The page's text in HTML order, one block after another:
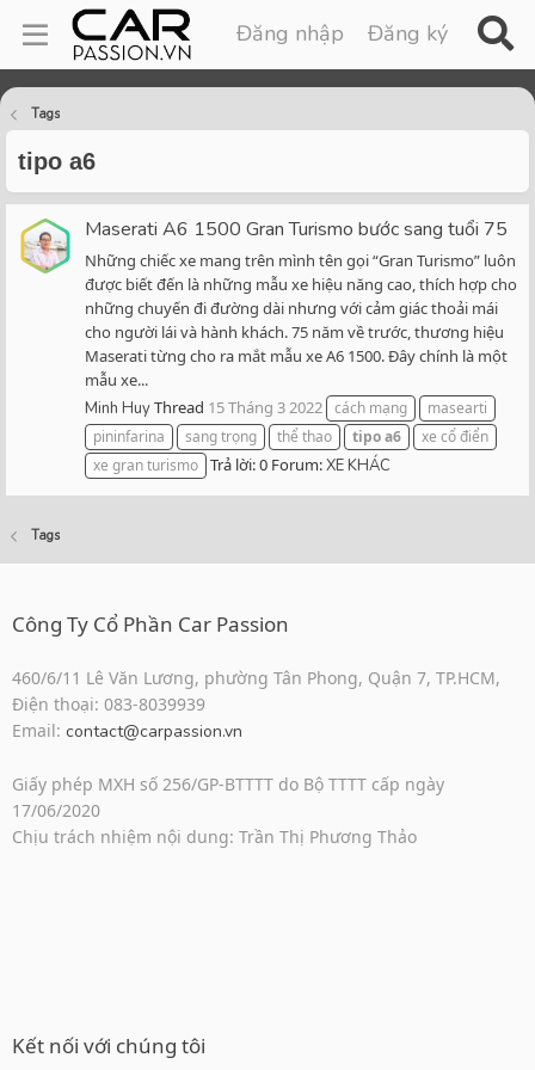
Đăng nhập Đăng ký
Tags
tipo a6
Maserati A6 1500 Gran Turismo bước sang tuổi 75
Những chiếc xe mang trên mình tên gọi “Gran Turismo” luôn
được biết đến là những mẫu xe hiệu năng cao, thích hợp cho
những chuyến đi đường dài nhưng với cảm giác thoải mái
cho người lái và hành khách. 75 năm về trước, thương hiệu
Maserati từng cho ra mắt mẫu xe A6 1500. Đây chính là một
mẫu xe...
Minh HuyThread 15 Tháng 3 2022 cách mạng
masearti
pininfarina
sang trọng thể thao tipoa6
xe cổ điển
xe gran turismo Trả lời: 0 Forum:XE KHÁC
Tags
Công Ty Cổ Phần Car Passion
460/6/11 Lê Văn Lương, phường Tân Phong, Quận 7, TP.HCM,
Điện thoại: 083-8039939
Email: contact@carpassion.vn
Giấy phép MXH số 256/GP-BTTTT do Bộ TTTT cấp ngày
17/06/2020
Chịu trách nhiệm nội dung: Trần Thị Phương Thảo
Kết nối với chúng tôi